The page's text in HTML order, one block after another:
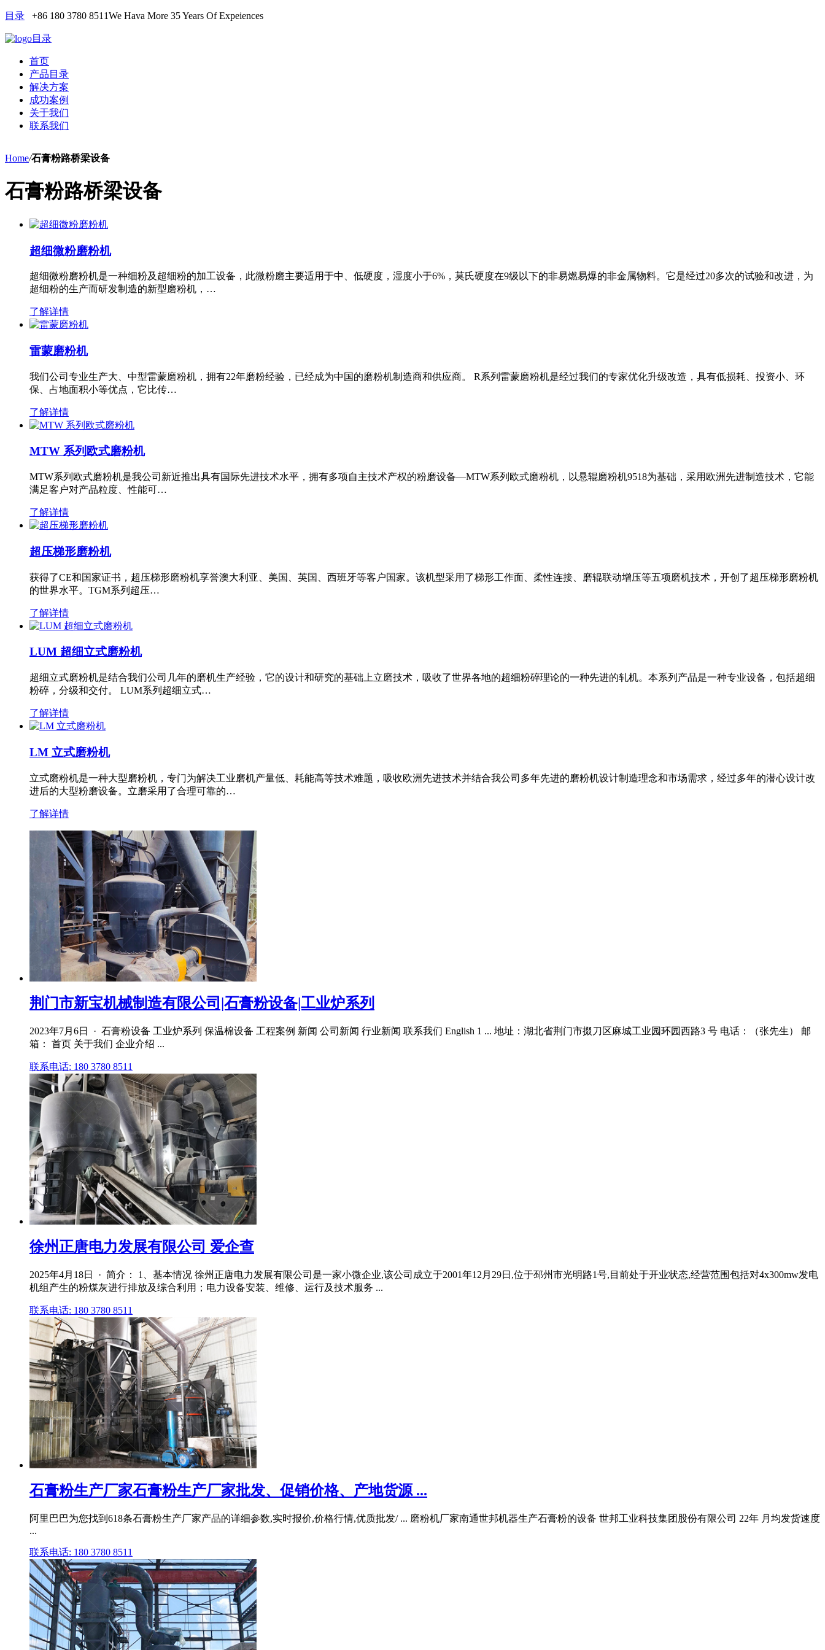
目录 +86 180 3780 8511We Hava More 35 Years Of Expeiences
目录
首页
产品目录
解决方案
成功案例
关于我们
联系我们
Home/石膏粉路桥梁设备
石膏粉路桥梁设备
超细微粉磨粉机
超细微粉磨粉机是一种细粉及超细粉的加工设备，此微粉磨主要适用于中、低硬度，湿度小于6%，莫氏硬度在9级以下的非易燃易爆的非金属物料。它是经过20多次的试验和改进，为
超细粉的生产而研发制造的新型磨粉机，…
了解详情
雷蒙磨粉机
我们公司专业生产大、中型雷蒙磨粉机，拥有22年磨粉经验，已经成为中国的磨粉机制造商和供应商。 R系列雷蒙磨粉机是经过我们的专家优化升级改造，具有低损耗、投资小、环
保、占地面积小等优点，它比传…
了解详情
MTW 系列欧式磨粉机
MTW系列欧式磨粉机是我公司新近推出具有国际先进技术水平，拥有多项自主技术产权的粉磨设备—MTW系列欧式磨粉机，以悬辊磨粉机9518为基础，采用欧洲先进制造技术，它能
满足客户对产品粒度、性能可…
了解详情
超压梯形磨粉机
获得了CE和国家证书，超压梯形磨粉机享誉澳大利亚、美国、英国、西班牙等客户国家。该机型采用了梯形工作面、柔性连接、磨辊联动增压等五项磨机技术，开创了超压梯形磨粉机
的世界水平。TGM系列超压…
了解详情
LUM 超细立式磨粉机
超细立式磨粉机是结合我们公司几年的磨机生产经验，它的设计和研究的基础上立磨技术，吸收了世界各地的超细粉碎理论的一种先进的轧机。本系列产品是一种专业设备，包括超细
粉碎，分级和交付。 LUM系列超细立式…
了解详情
LM 立式磨粉机
立式磨粉机是一种大型磨粉机，专门为解决工业磨机产量低、耗能高等技术难题，吸收欧洲先进技术并结合我公司多年先进的磨粉机设计制造理念和市场需求，经过多年的潜心设计改
进后的大型粉磨设备。立磨采用了合理可靠的…
了解详情
荆门市新宝机械制造有限公司|石膏粉设备|工业炉系列
2023年7月6日 · 石膏粉设备 工业炉系列 保温棉设备 工程案例 新闻 公司新闻 行业新闻 联系我们 English 1 ... 地址：湖北省荆门市掇刀区麻城工业园环园西路3 号 电话：（张先生） 邮
箱： 首页 关于我们 企业介绍 ...
联系电话: 180 3780 8511
徐州正唐电力发展有限公司 爱企查
2025年4月18日 · 简介： 1、基本情况 徐州正唐电力发展有限公司是一家小微企业,该公司成立于2001年12月29日,位于邳州市光明路1号,目前处于开业状态,经营范围包括对4x300mw发电
机组产生的粉煤灰进行排放及综合利用；电力设备安装、维修、运行及技术服务 ...
联系电话: 180 3780 8511
石膏粉生产厂家石膏粉生产厂家批发、促销价格、产地货源 ...
阿里巴巴为您找到618条石膏粉生产厂家产品的详细参数,实时报价,价格行情,优质批发/ ... 磨粉机厂家南通世邦机器生产石膏粉的设备 世邦工业科技集团股份有限公司 22年 月均发货速度
...
联系电话: 180 3780 8511